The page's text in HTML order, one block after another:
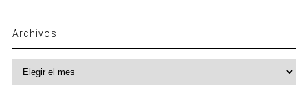
Archivos
Archivos